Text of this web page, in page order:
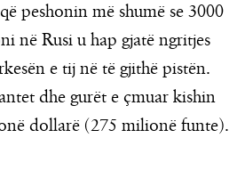
peshonin më shumë se 3000
në Rusi u hap gjatë ngritjes
e tij në të gjithë pistën.
dhe gurët e çmuar kishin
dollarë (275 milionë funte).